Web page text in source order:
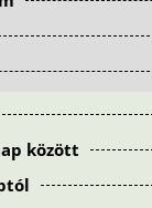
között